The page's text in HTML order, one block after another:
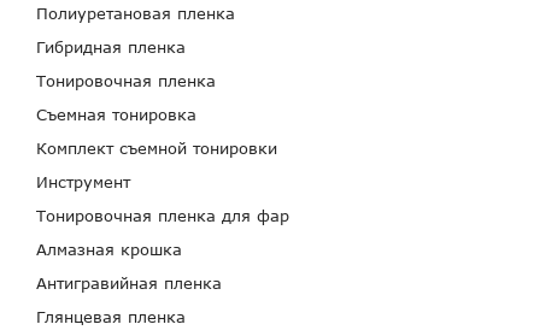
Полиуретановая пленка
Гибридная пленка
Тонировочная пленка
Съемная тонировка
Комплект съемной тонировки
Инструмент
Тонировочная пленка для фар
Алмазная крошка
Антигравийная пленка
Глянцевая пленка